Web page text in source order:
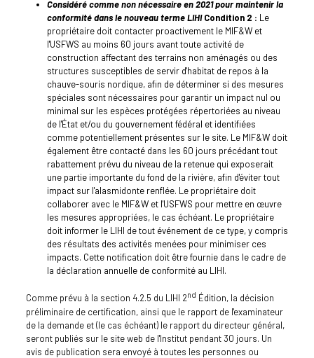
Considéré comme non nécessaire en 2021 pour maintenir la
conformité dans le nouveau terme LIHICondition 2 : Le
propriétaire doit contacter proactivement le MIF&W et
l'USFWS au moins 60 jours avant toute activité de
construction affectant des terrains non aménagés ou des
structures susceptibles de servir d'habitat de repos à la
chauve-souris nordique, afin de déterminer si des mesures
spéciales sont nécessaires pour garantir un impact nul ou
minimal sur les espèces protégées répertoriées au niveau
de l'État et/ou du gouvernement fédéral et identifiées
comme potentiellement présentes sur le site. Le MIF&W doit
également être contacté dans les 60 jours précédant tout
rabattement prévu du niveau de la retenue qui exposerait
une partie importante du fond de la rivière, afin d'éviter tout
impact sur l'alasmidonte renflée. Le propriétaire doit
collaborer avec le MIF&W et l'USFWS pour mettre en œuvre
les mesures appropriées, le cas échéant. Le propriétaire
doit informer le LIHI de tout événement de ce type, y compris
des résultats des activités menées pour minimiser ces
impacts. Cette notification doit être fournie dans le cadre de
la déclaration annuelle de conformité au LIHI.
Comme prévu à la section 4.2.5 du LIHI 2nd Édition, la décision
préliminaire de certification, ainsi que le rapport de l'examinateur
de la demande et (le cas échéant) le rapport du directeur général,
seront publiés sur le site web de l'Institut pendant 30 jours. Un
avis de publication sera envoyé à toutes les personnes ou